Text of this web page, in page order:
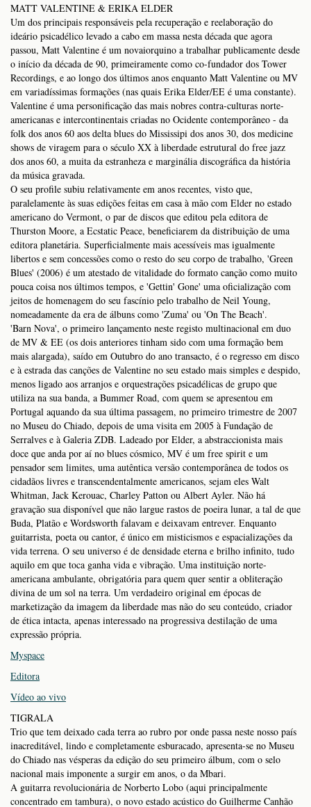
MATT VALENTINE & ERIKA ELDER
Um dos principais responsáveis pela recuperação e reelaboração do
ideário psicadélico levado a cabo em massa nesta década que agora
passou, Matt Valentine é um novaiorquino a trabalhar publicamente desde
o início da década de 90, primeiramente como co-fundador dos Tower
Recordings, e ao longo dos últimos anos enquanto Matt Valentine ou MV
em variadíssimas formações (nas quais Erika Elder/EE é uma constante).
Valentine é uma personificação das mais nobres contra-culturas norte-
americanas e intercontinentais criadas no Ocidente contemporâneo - da
folk dos anos 60 aos delta blues do Mississipi dos anos 30, dos medicine
shows de viragem para o século XX à liberdade estrutural do free jazz
dos anos 60, a muita da estranheza e marginália discográfica da história
da música gravada.
O seu profile subiu relativamente em anos recentes, visto que,
paralelamente às suas edições feitas em casa à mão com Elder no estado
americano do Vermont, o par de discos que editou pela editora de
Thurston Moore, a Ecstatic Peace, beneficiarem da distribuição de uma
editora planetária. Superficialmente mais acessíveis mas igualmente
libertos e sem concessões como o resto do seu corpo de trabalho, 'Green
Blues' (2006) é um atestado de vitalidade do formato canção como muito
pouca coisa nos últimos tempos, e 'Gettin' Gone' uma oficialização com
jeitos de homenagem do seu fascínio pelo trabalho de Neil Young,
nomeadamente da era de álbuns como 'Zuma' ou 'On The Beach'.
'Barn Nova', o primeiro lançamento neste registo multinacional em duo
de MV & EE (os dois anteriores tinham sido com uma formação bem
mais alargada), saído em Outubro do ano transacto, é o regresso em disco
e à estrada das canções de Valentine no seu estado mais simples e despido,
menos ligado aos arranjos e orquestrações psicadélicas de grupo que
utiliza na sua banda, a Bummer Road, com quem se apresentou em
Portugal aquando da sua última passagem, no primeiro trimestre de 2007
no Museu do Chiado, depois de uma visita em 2005 à Fundação de
Serralves e à Galeria ZDB. Ladeado por Elder, a abstraccionista mais
doce que anda por aí no blues cósmico, MV é um free spirit e um
pensador sem limites, uma autêntica versão contemporânea de todos os
cidadãos livres e transcendentalmente americanos, sejam eles Walt
Whitman, Jack Kerouac, Charley Patton ou Albert Ayler. Não há
gravação sua disponível que não largue rastos de poeira lunar, a tal de que
Buda, Platão e Wordsworth falavam e deixavam entrever. Enquanto
guitarrista, poeta ou cantor, é único em misticismos e espacializações da
vida terrena. O seu universo é de densidade eterna e brilho infinito, tudo
aquilo em que toca ganha vida e vibração. Uma instituição norte-
americana ambulante, obrigatória para quem quer sentir a obliteração
divina de um sol na terra. Um verdadeiro original em épocas de
marketização da imagem da liberdade mas não do seu conteúdo, criador
de ética intacta, apenas interessado na progressiva destilação de uma
expressão própria.
Myspace
Editora
Vídeo ao vivo
TIGRALA
Trio que tem deixado cada terra ao rubro por onde passa neste nosso país
inacreditável, lindo e completamente esburacado, apresenta-se no Museu
do Chiado nas vésperas da edição do seu primeiro álbum, com o selo
nacional mais imponente a surgir em anos, o da Mbari.
A guitarra revolucionária de Norberto Lobo (aqui principalmente
concentrado em tambura), o novo estado acústico do Guilherme Canhão